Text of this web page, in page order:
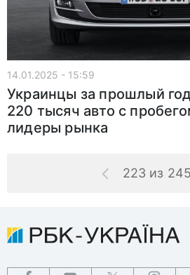
14.01.2025 - 15:59
Украинцы за прошлый
220 тысяч авто с
лидеры рынка
223 из 245